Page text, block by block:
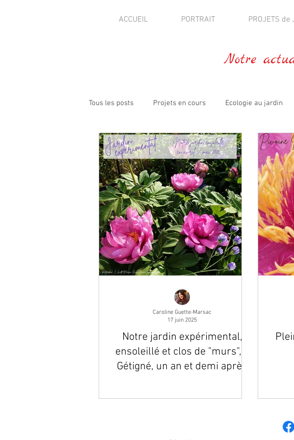
ACCUEIL PORTRAIT PROJETS de
Notre
Tous les posts Projets en cours Ecologie au jardin
Visites de jardins Presse - publications Fleurs
Autres activités
Notre jardin expérimental,
ensoleillé et clos de "murs", à
Gétigné, un an et demi après
Caroline Guette-Marsac
17 juin 2025